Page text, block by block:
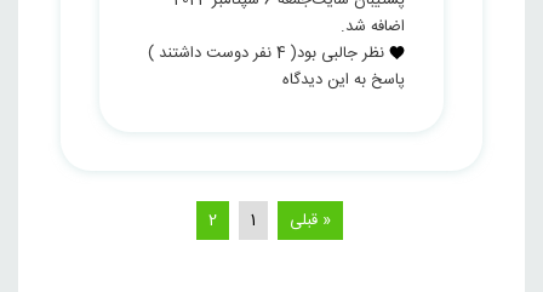
اضافه شد.
نظر جالبی بود(
4نفر دوست داشتند )
پاسخ به این دیدگاه
« قبلی 1
2